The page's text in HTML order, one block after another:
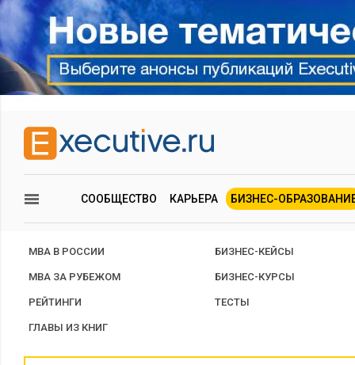
СООБЩЕСТВО КАРЬЕРА БИЗНЕС-
MBA В РОССИИ
MBA ЗА РУБЕЖОМ
РЕЙТИНГИ
ГЛАВЫ ИЗ КНИГ
БИЗНЕС-КЕЙСЫ
БИЗНЕС-КУРСЫ
ТЕСТЫ